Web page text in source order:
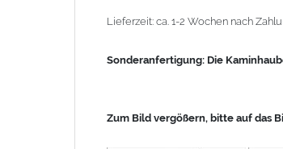
Lieferzeit: ca. 1-2 Wochen nach
Sonderanfertigung: Die
Zum Bild vergößern, bitte auf das